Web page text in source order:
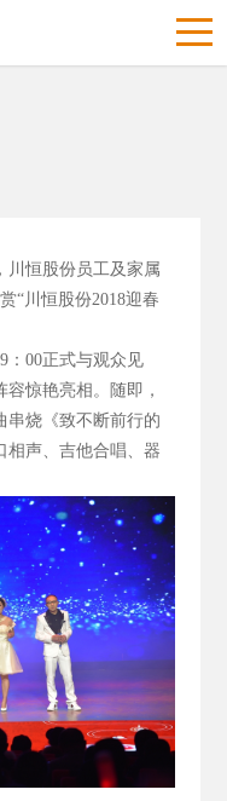
川恒股份员工及家属
“川恒股份2018迎春
：00正式与观众见
惊艳亮相。随即，
串烧《致不断前行的
相声、吉他合唱、器